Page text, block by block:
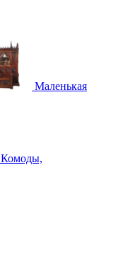
Маленькая
Комоды,